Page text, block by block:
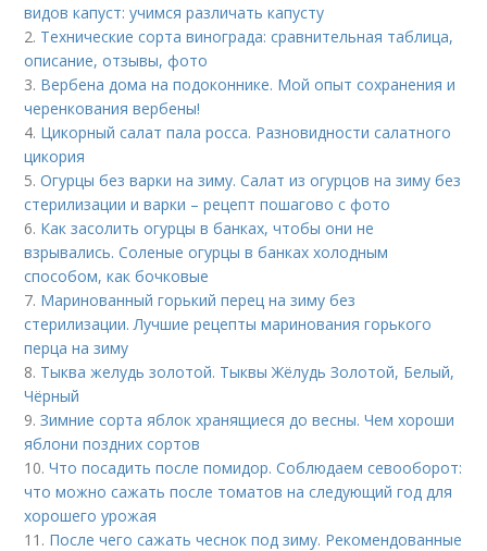
видов капуст: учимся различать капусту
2. Технические сорта винограда: сравнительная таблица,
описание, отзывы, фото
3. Вербена дома на подоконнике. Мой опыт сохранения и
черенкования вербены!
4. Цикорный салат пала росса. Разновидности салатного
цикория
5.Огурцы без варки на зиму. Салат из огурцов на зиму без
стерилизации и варки – рецепт пошагово с фото
6. Как засолить огурцы в банках, чтобы они не
взрывались. Соленые огурцы в банках холодным
способом, как бочковые
7. Маринованный горький перец на зиму без
стерилизации. Лучшие рецепты маринования горького
перца на зиму
8. Тыква желудь золотой. Тыквы Жёлудь Золотой, Белый,
Чёрный
9.Зимние сорта яблок хранящиеся до весны. Чем хороши
яблони поздних сортов
10.Что посадить после помидор. Соблюдаем севооборот:
что можно сажать после томатов на следующий год для
хорошего урожая
11. После чего сажать чеснок под зиму. Рекомендованные